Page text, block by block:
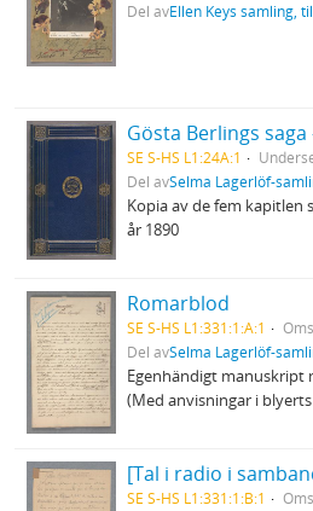
Del avEllen Keys samling,
SE S-HS L1:24A:1
Del avSelma Lagerlöf-
Kopia av de fem kapitlen
år 1890
Romarblod
SE S-HS L1:331:1:A:1
Del avSelma Lagerlöf-
Egenhändigt manuskript
(Med anvisningar i
SE S-HS L1:331:1:B:1